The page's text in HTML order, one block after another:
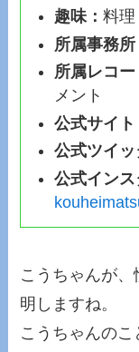
趣味：料理
所属事務所
所属レコー
メント
公式サイト
公式ツイ
公式インス
こうちゃんが
明しますね。
こうちゃんの